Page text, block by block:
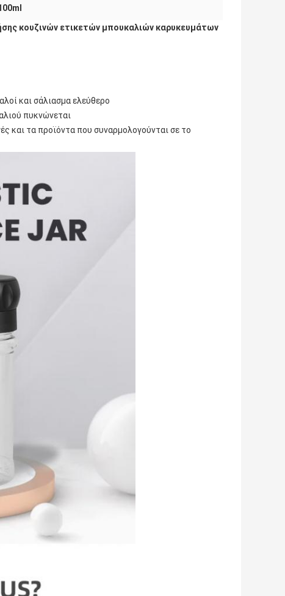
κουζινών ετικετών μπουκαλιών καρυκευμάτων
και σάλιασμα ελεύθερο
πυκνώνεται
τα προϊόντα που συναρμολογούνται σε το